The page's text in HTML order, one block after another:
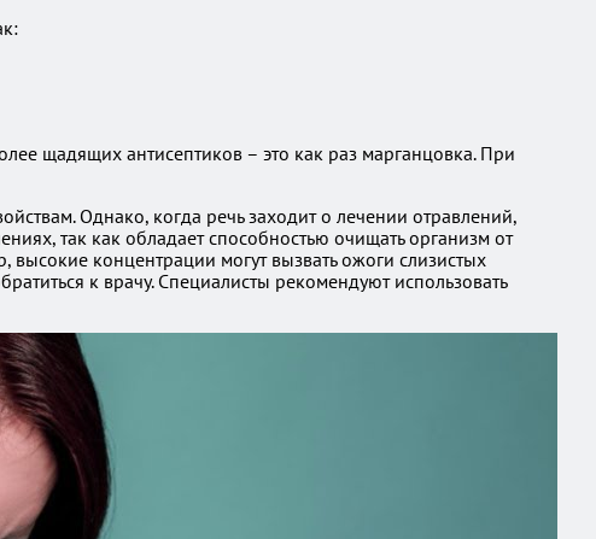
щадящих антисептиков – это как раз марганцовка. При
Однако, когда речь заходит о лечении отравлений,
так как обладает способностью очищать организм от
концентрации могут вызвать ожоги слизистых
к врачу. Специалисты рекомендуют использовать